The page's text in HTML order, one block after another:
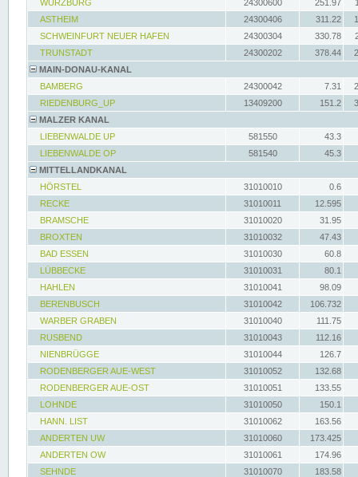
WÜRZBURG 24300600 251.97
ASTHEIM
24300406 311.22
SCHWEINFURT NEUER HAFEN
24300304 330.78
TRUNSTADT
24300202 378.44
MAIN-DONAU-KANAL
BAMBERG
24300042 7.31
RIEDENBURG_UP
13409200 151.2
MALZER KANAL
LIEBENWALDE UP
581550
43.3
LIEBENWALDE OP
581540
45.3
MITTELLANDKANAL
HÖRSTEL
31010010
0.6
RECKE
31010011
12.595
BRAMSCHE
31010020
31.95
BROXTEN
31010032
47.43
BAD ESSEN
31010030
60.8
LÜBBECKE
31010031
80.1
HAHLEN
31010041
98.09
BERENBUSCH
31010042
106.732
WARBER GRABEN
31010040
111.75
RUSBEND
31010043
112.16
NIENBRÜGGE
31010044
126.7
RODENBERGER AUE-WEST
31010052
132.68
RODENBERGER AUE-OST
31010051
133.55
LOHNDE
31010050
150.1
HANN. LIST
31010062
163.56
ANDERTEN UW
31010060
173.425
ANDERTEN OW
31010061
174.96
SEHNDE
31010070
183.58